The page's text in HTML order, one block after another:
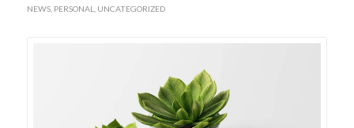
NEWS, PERSONAL UNCATEGORIZED